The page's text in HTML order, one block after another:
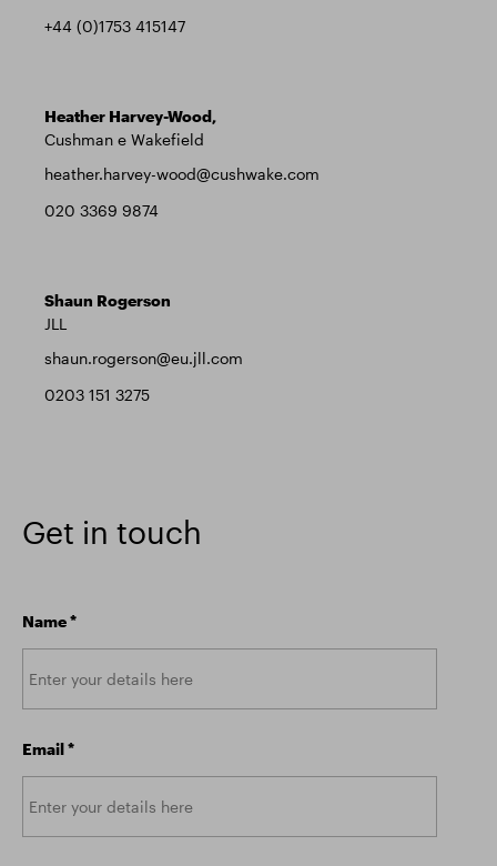
+44 (0)1753 415147
Heather Harvey-Wood,
Cushman e Wakefield
heather.harvey-wood@cushwake.com
020 3369 9874
Shaun Rogerson
JLL
shaun.rogerson@eu.jll.com
0203 151 3275
Get in touch
Name*
Email*